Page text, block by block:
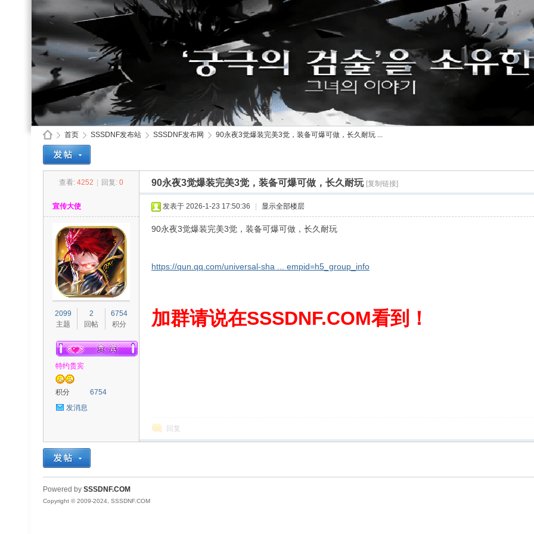
首页
›
SSSDNF发布站 SSSDNF发布网
›
90永夜3觉爆装完美3觉，装备可爆可做，长久耐玩 ...
查看: 4252 回复: 0 90永夜3觉爆装完美3觉，装备可爆可做，长久耐玩 [复制链接]
宣传大使
2099
主题
2
回帖
6754
积分
特约贵宾
积分
6754
发消息
发表于 2026-1-23 17:50:36 显示全部楼层
90永夜3觉爆装完美3觉，装备可爆可做，长久耐玩
https://qun.qq.com/universal-sha ... empid=h5_group_info
加群请说在SSSDNF.COM看到！
回复
Powered by SSSDNF.COM
Copyright © 2009-2024, SSSDNF.COM